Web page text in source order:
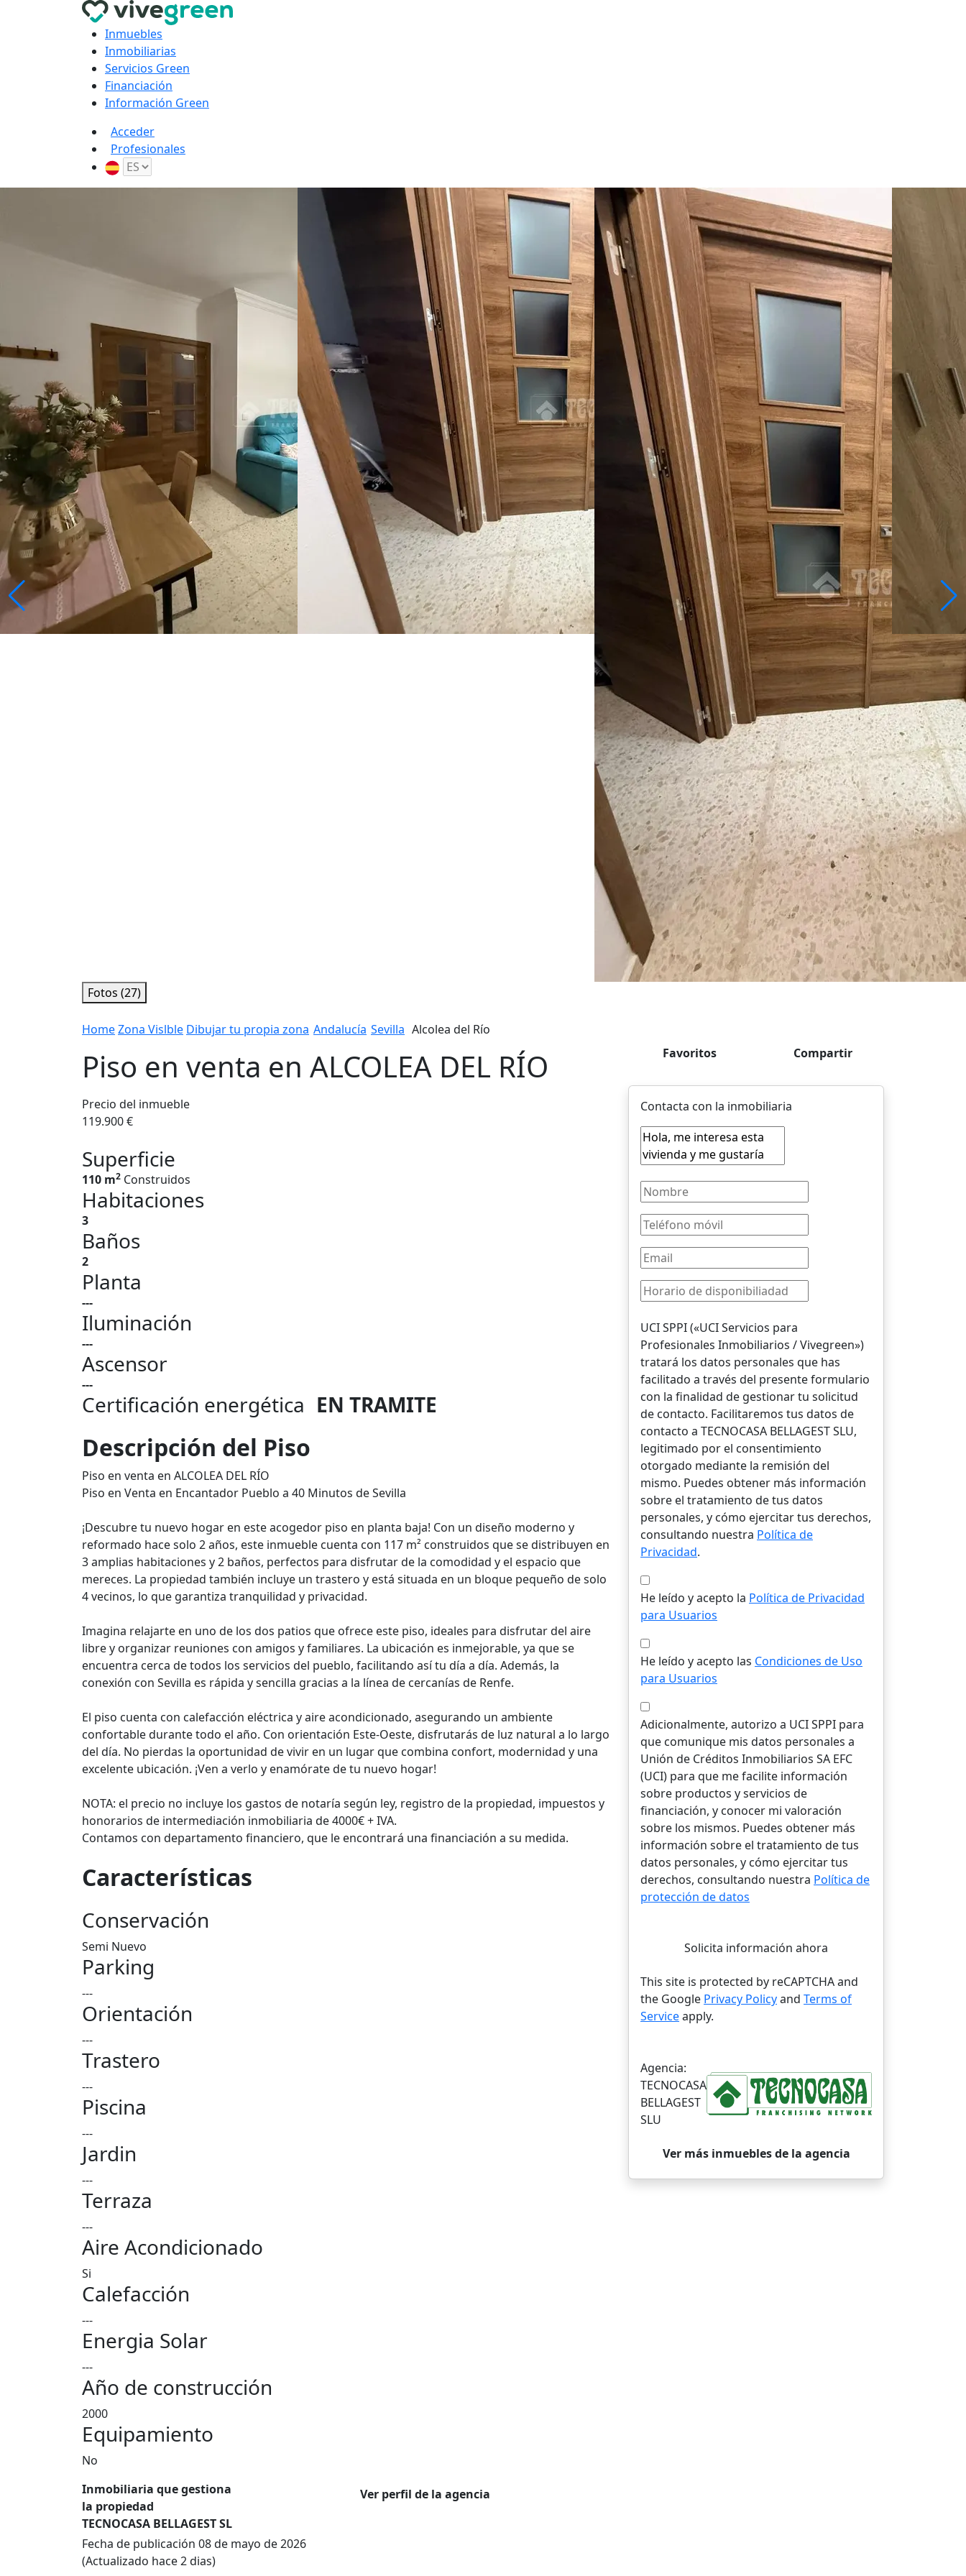
Inmuebles
Inmobiliarias
Servicios Green
Financiación
Información Green
Acceder
Profesionales
Fotos (27)
HomeZona Vislble Dibujar tu propia zona Andalucía Sevilla Alcolea del Río
Piso en venta en ALCOLEA DEL RÍO
Precio del inmueble
119.900 €
Superficie
110 m2 Construidos
Habitaciones
3
Baños
2
Planta
---
Iluminación
---
Ascensor
---
Certificación energética EN TRAMITE
Descripción del Piso
Piso en venta en ALCOLEA DEL RÍO
Piso en Venta en Encantador Pueblo a 40 Minutos de Sevilla
¡Descubre tu nuevo hogar en este acogedor piso en planta baja! Con un diseño moderno y
reformado hace solo 2 años, este inmueble cuenta con 117 m² construidos que se distribuyen en
3 amplias habitaciones y 2 baños, perfectos para disfrutar de la comodidad y el espacio que
mereces. La propiedad también incluye un trastero y está situada en un bloque pequeño de solo
4 vecinos, lo que garantiza tranquilidad y privacidad.
Imagina relajarte en uno de los dos patios que ofrece este piso, ideales para disfrutar del aire
libre y organizar reuniones con amigos y familiares. La ubicación es inmejorable, ya que se
encuentra cerca de todos los servicios del pueblo, facilitando así tu día a día. Además, la
conexión con Sevilla es rápida y sencilla gracias a la línea de cercanías de Renfe.
El piso cuenta con calefacción eléctrica y aire acondicionado, asegurando un ambiente
confortable durante todo el año. Con orientación Este-Oeste, disfrutarás de luz natural a lo largo
del día. No pierdas la oportunidad de vivir en un lugar que combina confort, modernidad y una
excelente ubicación. ¡Ven a verlo y enamórate de tu nuevo hogar!
NOTA: el precio no incluye los gastos de notaría según ley, registro de la propiedad, impuestos y
honorarios de intermediación inmobiliaria de 4000€ + IVA.
Contamos con departamento financiero, que le encontrará una financiación a su medida.
Características
Conservación
Semi Nuevo
Parking
---
Orientación
---
Trastero
---
Piscina
---
Jardin
---
Terraza
---
Aire Acondicionado
Si
Calefacción
---
Energia Solar
---
Año de construcción
2000
Equipamiento
No
Inmobiliaria que gestiona
la propiedad
TECNOCASA BELLAGEST SL
Ver perfil de la agencia
Fecha de publicación 08 de mayo de 2026
(Actualizado hace 2 dias)
Favoritos Compartir
Contacta con la inmobiliaria
UCI SPPI («UCI Servicios para
Profesionales Inmobiliarios / Vivegreen»)
tratará los datos personales que has
facilitado a través del presente formulario
con la finalidad de gestionar tu solicitud
de contacto. Facilitaremos tus datos de
contacto a TECNOCASA BELLAGEST SLU,
legitimado por el consentimiento
otorgado mediante la remisión del
mismo. Puedes obtener más información
sobre el tratamiento de tus datos
personales, y cómo ejercitar tus derechos,
consultando nuestra Política de
Privacidad.
He leído y acepto la Política de Privacidad
para Usuarios
He leído y acepto las Condiciones de Uso
para Usuarios
Adicionalmente, autorizo a UCI SPPI para
que comunique mis datos personales a
Unión de Créditos Inmobiliarios SA EFC
(UCI) para que me facilite información
sobre productos y servicios de
financiación, y conocer mi valoración
sobre los mismos. Puedes obtener más
información sobre el tratamiento de tus
datos personales, y cómo ejercitar tus
derechos, consultando nuestra Política de
protección de datos
Solicita información ahora
This site is protected by reCAPTCHA and
the Google Privacy Policyand Terms of
Serviceapply.
Agencia:
TECNOCASA
BELLAGEST
SLU
Ver más inmuebles de la agencia